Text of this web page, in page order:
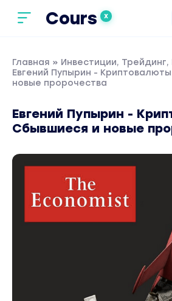
Cours X
Главная » Инвестиции,
Евгений Пупырин -
новые пророчества
Евгений Пупырин -
Сбывшиеся и новые